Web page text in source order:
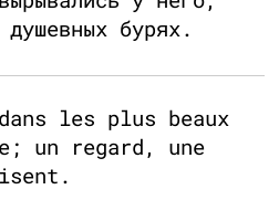
душевных бурях.
les plus beaux
un regard, une